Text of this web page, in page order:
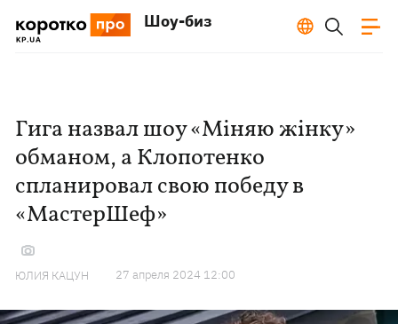
Шоу-биз
Гига назвал шоу «Міняю жінку»
обманом, а Клопотенко
спланировал свою победу в
«МастерШеф»
ЮЛИЯ КАЦУН 27 апреля 2024 12:00